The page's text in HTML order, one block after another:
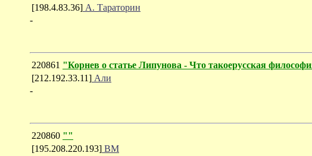
[198.4.83.36] А. Тараторин
-
220861 "Корнев о статье Липунова - Что такоерусская
[212.192.33.11] Али
-
220860 ""
[195.208.220.193] ВМ